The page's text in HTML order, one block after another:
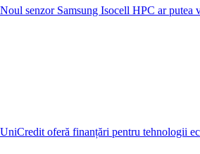
Noul senzor Samsung Isocell HPC ar putea
UniCredit oferă finanțări pentru tehnologii